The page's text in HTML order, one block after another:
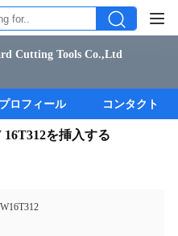
Cutting Tools Co.,Ltd
プロフィール コンタクト
を挿入する